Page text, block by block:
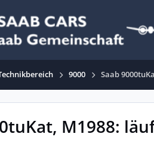
9000 Saab
M1988: